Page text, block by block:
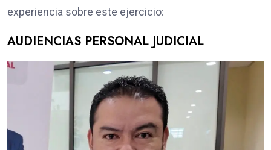
experiencia sobre este ejercicio:
AUDIENCIAS PERSONAL JUDICIAL